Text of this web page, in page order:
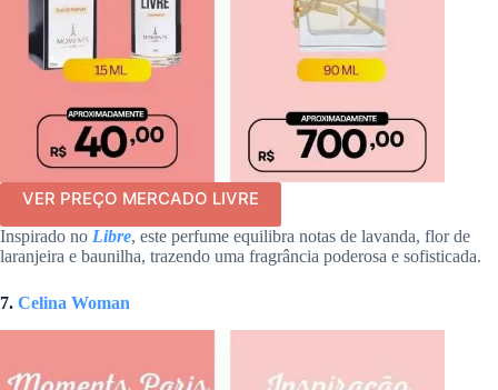
VER PREÇO MERCADO LIVRE
Inspirado no Libre, este perfume equilibra notas de lavanda, flor de
laranjeira e baunilha, trazendo uma fragrância poderosa e sofisticada.
7. Celina Woman